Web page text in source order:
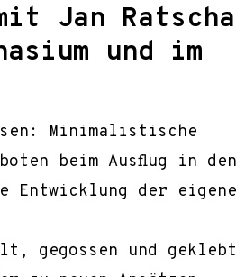
Jan
und im
Minimalistische
beim Ausflug in den
Entwicklung der
gegossen und geklebt